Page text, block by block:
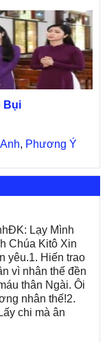
Bụi
, Phương Ý
Lạy Mình
Chúa Kitô Xin
yêu.1. Hiến trao
vì nhân thế đền
thân Ngài. Ôi
nhân thế!2.
chi mà ân